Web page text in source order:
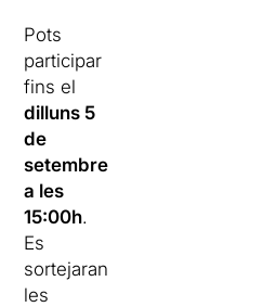
Pots
participar
fins el
dilluns 5
de
setembre
a les
15:00h.
Es
sortejaran
les